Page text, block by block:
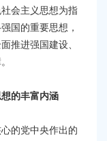
会主义思想为指
国的重要思想，
推进强国建设、
的丰富内涵
的党中央作出的